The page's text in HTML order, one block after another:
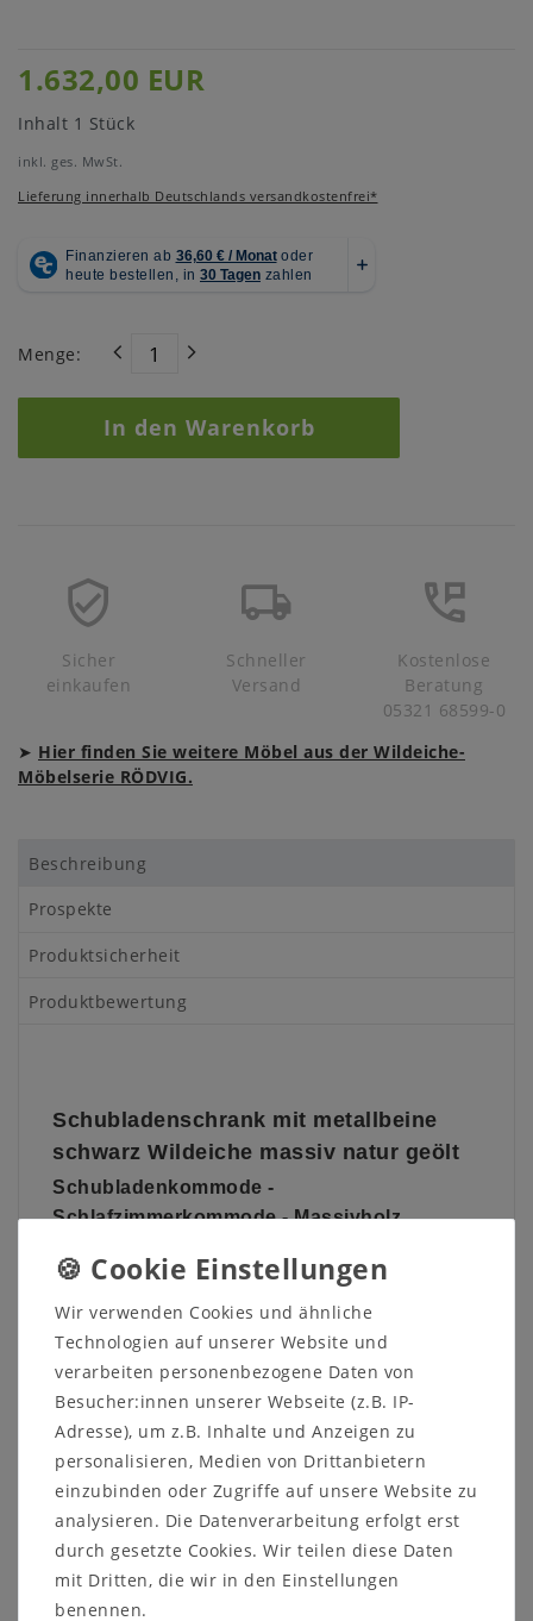
1.632,00 EUR
Inhalt 1 Stück
inkl. ges. MwSt.
Lieferung innerhalb Deutschlands versandkostenfrei*
Menge:
In den Warenkorb
Sicher
einkaufen
Schneller
Versand
Kostenlose
Beratung
05321 68599-0
➤ Hier finden Sie weitere Möbel aus der Wildeiche-
Möbelserie RÖDVIG.
Beschreibung
Prospekte
Produktsicherheit
Produktbewertung
Schubladenschrank mit metallbeine
schwarz Wildeiche massiv natur geölt
Schubladenkommode -
Schlafzimmerkommode - Massivholz
Die Schubladenkommode RÖDVIG überzeugt durch
Verarbeitung aus massivem Wildeichenholz. Mit
Maßen von 88 cm Breite, 100 cm Höhe und 42 cm
Tiefe bietet sie großzügigen Stauraum für Kleidung,
Wäsche oder andere persönliche Gegenstände.
Die geölte Oberfläche betont die natürliche
Maserung des Holzes und verleiht der Kommode
eine warme, einladende Ausstrahlung. Die fünf
geräumigen Schubladen sind mit einer grifflosen
Push-to-Open-Funktion ausgestattet, die ein
müheloses Öffnen und Schließen ermöglicht und
Wir verwenden Cookies und ähnliche
Technologien auf unserer Website und
verarbeiten personenbezogene Daten von
Besucher:innen unserer Webseite (z.B. IP-
Adresse), um z.B. Inhalte und Anzeigen zu
personalisieren, Medien von Drittanbietern
einzubinden oder Zugriffe auf unsere Website zu
analysieren. Die Datenverarbeitung erfolgt erst
durch gesetzte Cookies. Wir teilen diese Daten
mit Dritten, die wir in den Einstellungen
benennen.